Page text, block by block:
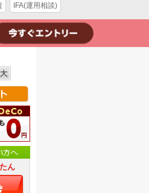
IFA(運用相談)
ん